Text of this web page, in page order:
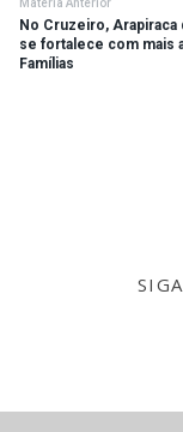
No Cruzeiro, Arapiraca
se fortalece com mais
Famílias